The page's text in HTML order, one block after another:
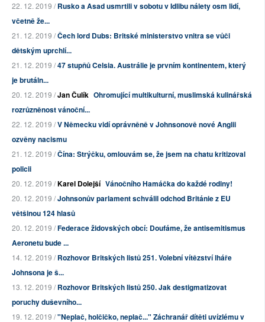
22. 12. 2019 /Rusko a Asad usmrtili v sobotu v Idlibu nálety osm lidí,
včetně že...
21. 12. 2019 /Čech lord Dubs: Britské ministerstvo vnitra se vůči
dětským uprchlí...
21. 12. 2019 /47 stupňů Celsia. Austrálie je prvním kontinentem, který
je brutáln...
20. 12. 2019 /Jan Čulík Ohromující multikulturní, muslimská kulinářská
rozrůzněnost vánoční...
22. 12. 2019 /V Německu vidí oprávněně v Johnsonově nové Anglii
ozvěny nacismu
21. 12. 2019 /Čína: Strýčku, omlouvám se, že jsem na chatu kritizoval
policii
20. 12. 2019 /Karel Dolejší Vánočního Hamáčka do každé rodiny!
20. 12. 2019 /Johnsonův parlament schválil odchod Británie z EU
většinou 124 hlasů
20. 12. 2019 /Federace židovských obcí: Doufáme, že antisemitismus
Aeronetu bude ...
14. 12. 2019 /Rozhovor Britských listů 251. Volební vítězství lháře
Johnsona je š...
13. 12. 2019 /Rozhovor Britských listů 250. Jak destigmatizovat
poruchy duševního...
19. 12. 2019 /"Neplač, holčičko, neplač..." Záchranář dítěti uvízlému v